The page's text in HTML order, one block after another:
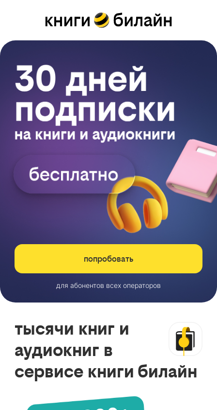
попробовать
для абонентов всех операторов
тысячи книг и
аудиокниг в
сервисе книги билайн